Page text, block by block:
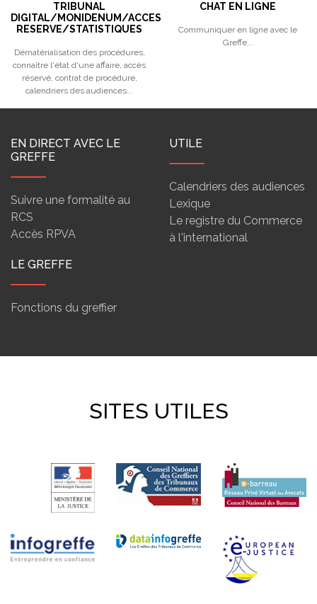
TRIBUNAL
DIGITAL/MONIDENUM/ACCES
RESERVE/STATISTIQUES
Dématérialisation des procédures,
connaître l'état d'une affaire, accès
réservé, contrat de procédure,
calendriers des audiences...
CHAT EN LIGNE
Communiquer en ligne avec le
Greffe...
EN DIRECT AVEC LE
GREFFE
Suivre une formalité au
RCS
Accès RPVA
UTILE
Calendriers des audiences
Lexique
Le registre du Commerce
à l'international
LE GREFFE
Fonctions du greffier
SITES UTILES